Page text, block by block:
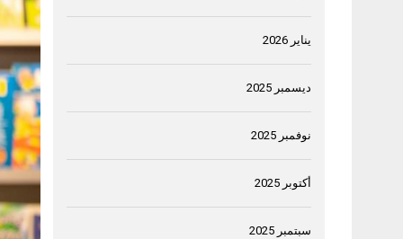
يناير 2026
ديسمبر 2025
نوفمبر 2025
أكتوبر 2025
سبتمبر 2025